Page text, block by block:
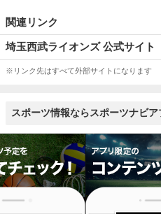
関連リンク
埼玉西武ライオンズ 公式サイト
※リンク先はすべて外部サイトになります
スポーツ情報ならスポーツナビア